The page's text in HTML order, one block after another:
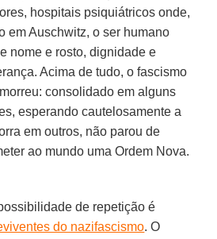
hospitais psiquiátricos onde,
em Auschwitz, o ser humano
nome e rosto, dignidade e
Acima de tudo, o fascismo
consolidado em alguns
esperando cautelosamente a
em outros, não parou de
ao mundo uma Ordem Nova.
de repetição é
do nazifascismo. O